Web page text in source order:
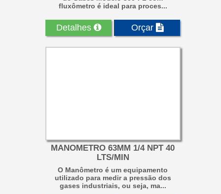
fluxômetro é ideal para proces...
Detalhes Orçar
MANOMETRO 63MM 1/4 NPT 40
LTS/MIN
O Manômetro é um equipamento
utilizado para medir a pressão dos
gases industriais, ou seja, ma...